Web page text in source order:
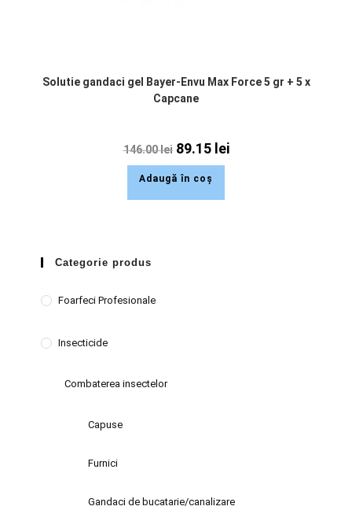
Solutie gandaci gel Bayer-Envu Max Force 5 gr + 5 x
Capcane
146.00lei 89.15 lei
Adaugă în coș
Categorie produs
Foarfeci Profesionale
Insecticide
Combaterea insectelor
Capuse
Furnici
Gandaci de bucatarie/canalizare